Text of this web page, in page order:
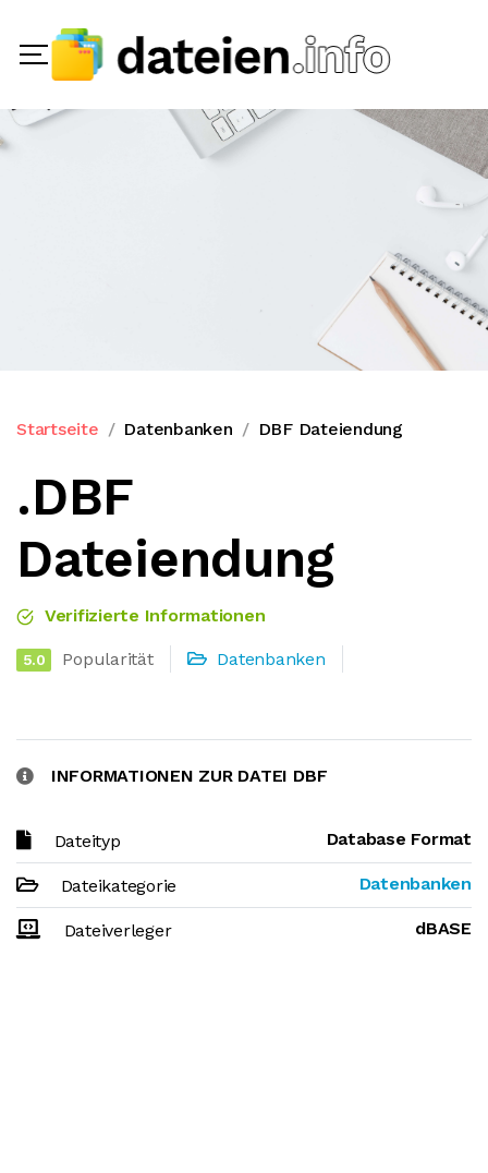
Startseite Datenbanken DBF Dateiendung
.DBF
Dateiendung
Verifizierte Informationen
5.0 Popularität Datenbanken
INFORMATIONEN ZUR DATEI DBF
Dateityp Database Format
Dateikategorie Datenbanken
Dateiverleger dBASE